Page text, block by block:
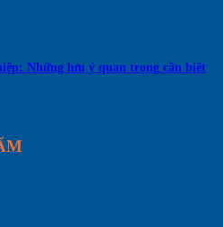
Những lưu ý quan trọng cần biết